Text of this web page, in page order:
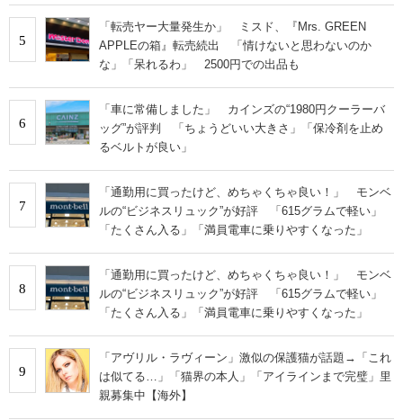
5
「転売ヤー大量発生か」 ミスド、『Mrs. GREEN
APPLEの箱』転売続出 「情けないと思わないのか
な」「呆れるわ」 2500円での出品も
6
「車に常備しました」 カインズの“1980円クーラーバ
ッグ”が評判 「ちょうどいい大きさ」「保冷剤を止め
るベルトが良い」
7
「通勤用に買ったけど、めちゃくちゃ良い！」 モンベ
ルの“ビジネスリュック”が好評 「615グラムで軽い」
「たくさん入る」「満員電車に乗りやすくなった」
8
「通勤用に買ったけど、めちゃくちゃ良い！」 モンベ
ルの“ビジネスリュック”が好評 「615グラムで軽い」
「たくさん入る」「満員電車に乗りやすくなった」
9
「アヴリル・ラヴィーン」激似の保護猫が話題→「これ
は似てる…」「猫界の本人」「アイラインまで完璧」里
親募集中【海外】